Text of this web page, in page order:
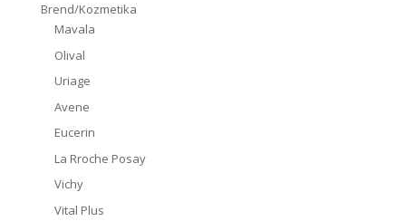
Brend/Kozmetika
Mavala
Olival
Uriage
Avene
Eucerin
La Rroche Posay
Vichy
Vital Plus